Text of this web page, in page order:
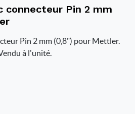
connecteur Pin 2 mm
Pin 2 mm (0,8") pour Mettler.
à l'unité.